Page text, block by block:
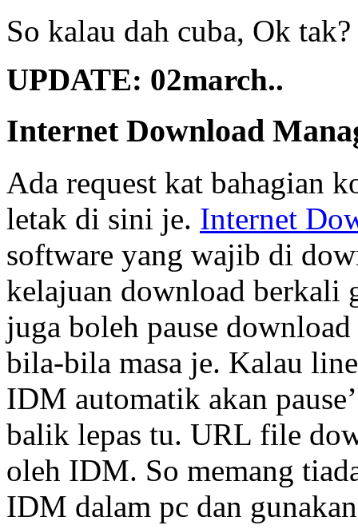
So kalau dah cuba, Ok tak?
UPDATE: 02march..
Internet Download
Ada request kat bahagian
letak di sini je. Internet
software yang wajib di
kelajuan download berkali
juga boleh pause
bila-bila masa je. Kalau
IDM automatik akan
balik lepas tu. URL file
oleh IDM. So memang
IDM dalam pc dan